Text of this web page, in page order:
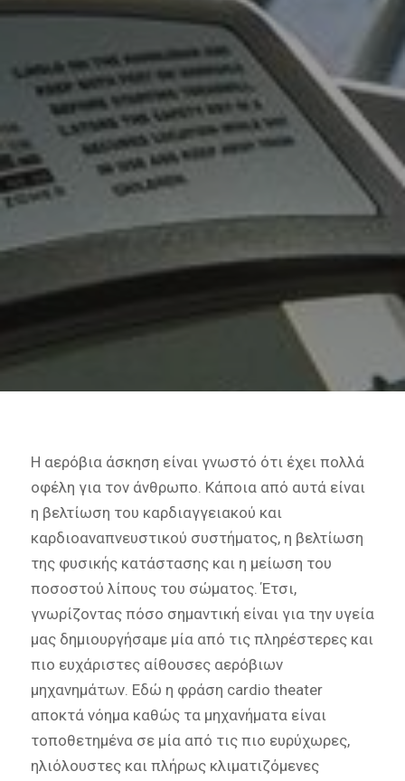
Η αερόβια άσκηση είναι γνωστό ότι έχει πολλά
οφέλη για τον άνθρωπο. Κάποια από αυτά είναι
η βελτίωση του καρδιαγγειακού και
καρδιοαναπνευστικού συστήματος, η βελτίωση
της φυσικής κατάστασης και η μείωση του
ποσοστού λίπους του σώματος. Έτσι,
γνωρίζοντας πόσο σημαντική είναι για την υγεία
μας δημιουργήσαμε μία από τις πληρέστερες και
πιο ευχάριστες αίθουσες αερόβιων
μηχανημάτων. Εδώ η φράση cardio theater
αποκτά νόημα καθώς τα μηχανήματα είναι
τοποθετημένα σε μία από τις πιο ευρύχωρες,
ηλιόλουστες και πλήρως κλιματιζόμενες